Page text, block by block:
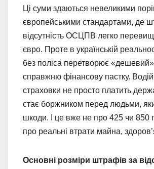
Ці суми здаються невеликими
європейськими стандартами, де
відсутність ОСЦПВ легко
євро. Проте в українській
без поліса перетворює
справжню фінансову пастку.
страховки не просто платить
стає боржником перед людьми,
шкоди. І це вже не про 425 чи 850
про реальні втрати майна,
Основні розміри штрафів за